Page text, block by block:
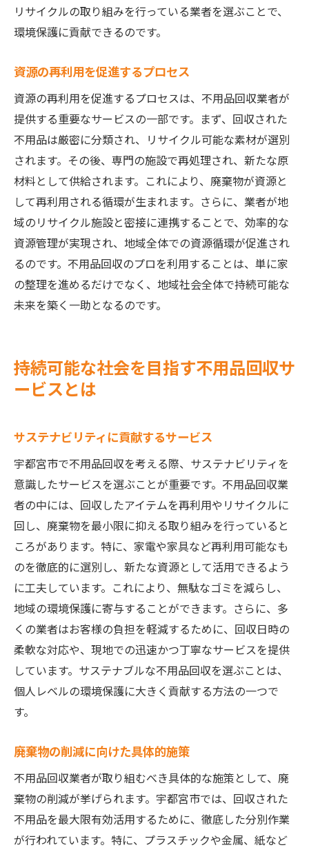
リサイクルの取り組みを行っている業者を選ぶことで、
環境保護に貢献できるのです。
資源の再利用を促進するプロセス
資源の再利用を促進するプロセスは、不用品回収業者が
提供する重要なサービスの一部です。まず、回収された
不用品は厳密に分類され、リサイクル可能な素材が選別
されます。その後、専門の施設で再処理され、新たな原
材料として供給されます。これにより、廃棄物が資源と
して再利用される循環が生まれます。さらに、業者が地
域のリサイクル施設と密接に連携することで、効率的な
資源管理が実現され、地域全体での資源循環が促進され
るのです。不用品回収のプロを利用することは、単に家
の整理を進めるだけでなく、地域社会全体で持続可能な
未来を築く一助となるのです。
持続可能な社会を目指す不用品回収サ
ービスとは
サステナビリティに貢献するサービス
宇都宮市で不用品回収を考える際、サステナビリティを
意識したサービスを選ぶことが重要です。不用品回収業
者の中には、回収したアイテムを再利用やリサイクルに
回し、廃棄物を最小限に抑える取り組みを行っていると
ころがあります。特に、家電や家具など再利用可能なも
のを徹底的に選別し、新たな資源として活用できるよう
に工夫しています。これにより、無駄なゴミを減らし、
地域の環境保護に寄与することができます。さらに、多
くの業者はお客様の負担を軽減するために、回収日時の
柔軟な対応や、現地での迅速かつ丁寧なサービスを提供
しています。サステナブルな不用品回収を選ぶことは、
個人レベルの環境保護に大きく貢献する方法の一つで
す。
廃棄物の削減に向けた具体的施策
不用品回収業者が取り組むべき具体的な施策として、廃
棄物の削減が挙げられます。宇都宮市では、回収された
不用品を最大限有効活用するために、徹底した分別作業
が行われています。特に、プラスチックや金属、紙など